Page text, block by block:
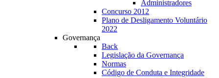
Administradores
Concurso 2012
Plano de Desligamento Voluntário
2022
Governança
Back
Legislação da Governança
Normas
Código de Conduta e Integridade